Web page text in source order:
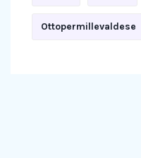
Ottopermillevaldese